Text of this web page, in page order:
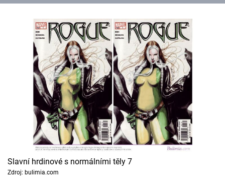
Slavní hrdinové s normálními těly 7
Zdroj: bulimia.com